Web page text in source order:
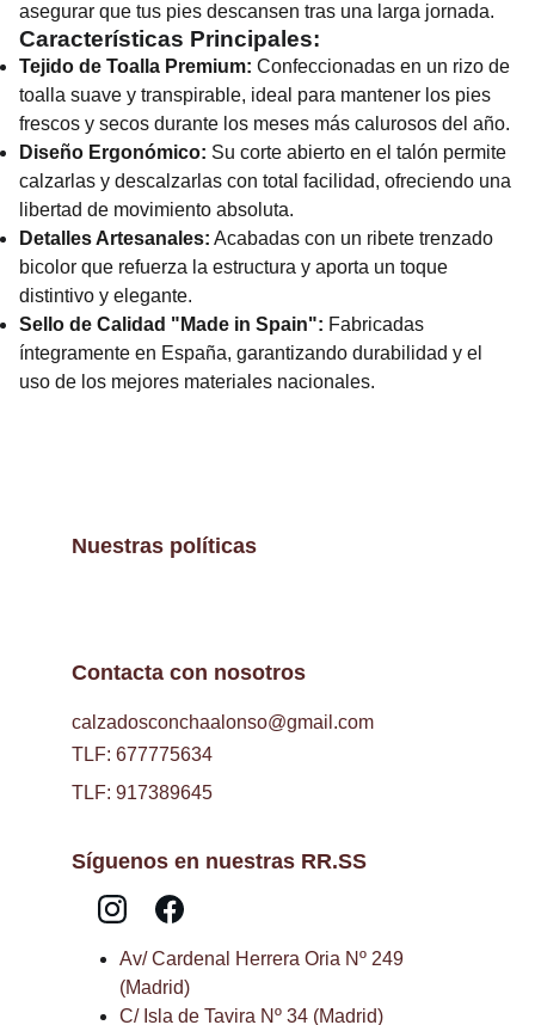
asegurar que tus pies descansen tras una larga jornada.
Características Principales:
Tejido de Toalla Premium: Confeccionadas en un rizo de
toalla suave y transpirable, ideal para mantener los pies
frescos y secos durante los meses más calurosos del año.
Diseño Ergonómico: Su corte abierto en el talón permite
calzarlas y descalzarlas con total facilidad, ofreciendo una
libertad de movimiento absoluta.
Detalles Artesanales: Acabadas con un ribete trenzado
bicolor que refuerza la estructura y aporta un toque
distintivo y elegante.
Sello de Calidad "Made in Spain": Fabricadas
íntegramente en España, garantizando durabilidad y el
uso de los mejores materiales nacionales.
Contacta con nosotros
calzadosconchaalonso@gmail.com
Síguenos en nuestras RR.SS
Nuestras políticas
TLF: 677775634
TLF: 917389645
Av/ Cardenal Herrera Oria Nº 249
(Madrid)
C/ Isla de Tavira Nº 34 (Madrid)